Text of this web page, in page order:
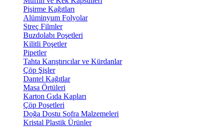
Pişirme Kağıtları
Alüminyum Folyolar
Streç Filmler
Buzdolabı Poşetleri
Kilitli Poşetler
Pipetler
Tahta Karıştırıcılar ve Kürdanlar
Çöp Şişler
Dantel Kağıtlar
Masa Örtüleri
Karton Gıda Kapları
Çöp Poşetleri
Doğa Dostu Sofra Malzemeleri
Kristal Plastik Ürünler